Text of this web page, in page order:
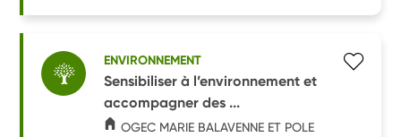
ENVIRONNEMENT
Sensibiliser à l’environnement et
accompagner des ...
OGEC MARIE BALAVENNE ET POLE